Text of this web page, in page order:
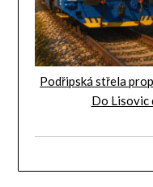
Podřipská střela
Do Lisovic